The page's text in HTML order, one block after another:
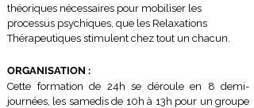
théoriques nécessaires pour mobiliser les
processus psychiques, que les Relaxations
Thérapeutiques stimulent chez tout un chacun.
ORGANISATION :
Cette formation de 24h se déroule en 8 demi-
journées, les samedis de 10h à 13h pour un groupe